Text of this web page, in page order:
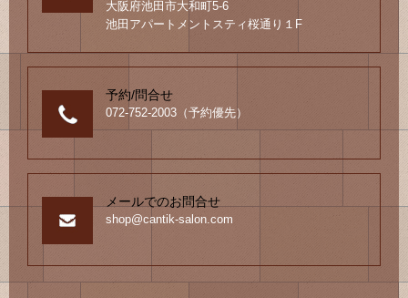
大阪府池田市大和町5-6
池田アパートメントスティ桜通り１F
予約/問合せ
072-752-2003（予約優先）
メールでのお問合せ
shop@cantik-salon.com